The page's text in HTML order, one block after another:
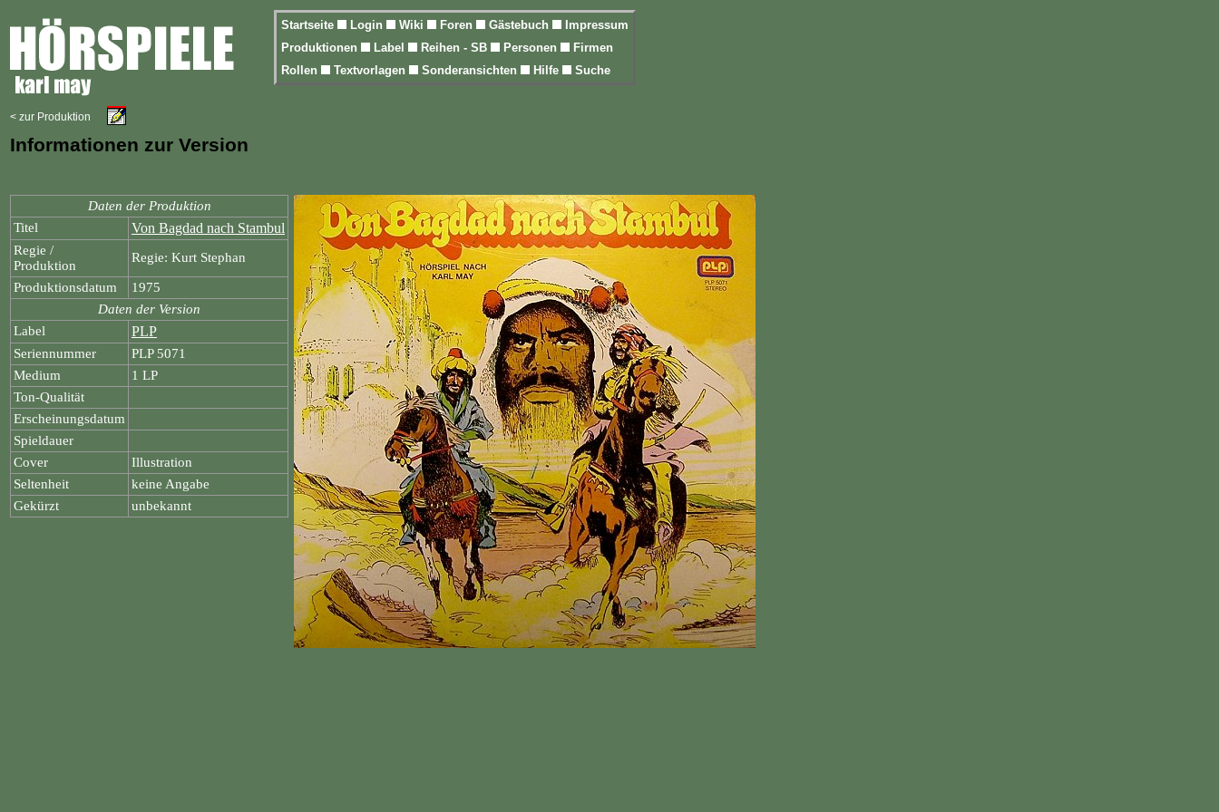
Startseite Login Wiki Foren Gästebuch
Impressum
Produktionen
Label Reihen - SB Personen
Firmen
Rollen
Textvorlagen Sonderansichten Hilfe Suche
< zur Produktion
Informationen zur Version
Daten der Produktion
Titel
Von Bagdad nach Stambul
Regie /
Produktion
Regie: Kurt Stephan
Produktionsdatum
1975
Daten der Version
Label
PLP
Seriennummer
PLP 5071
Medium
1 LP
Ton-Qualität
Erscheinungsdatum
Spieldauer
Cover
Illustration
Seltenheit
keine Angabe
Gekürzt
unbekannt